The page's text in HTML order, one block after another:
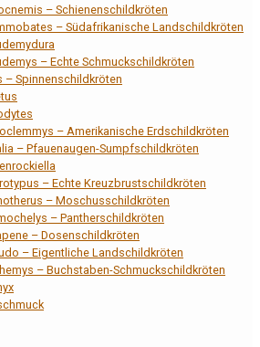
– Schienenschildkröten
– Südafrikanische Landschildkröten
– Echte Schmuckschildkröten
– Spinnenschildkröten
– Amerikanische Erdschildkröten
– Pfauenaugen-Sumpfschildkröten
– Echte Kreuzbrustschildkröten
– Moschusschildkröten
– Pantherschildkröten
– Dosenschildkröten
– Eigentliche Landschildkröten
– Buchstaben-Schmuckschildkröten